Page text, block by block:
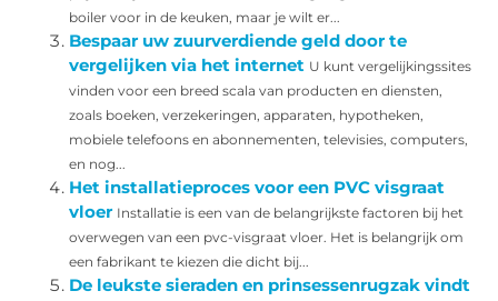
boiler voor in de keuken, maar je wilt er...
Bespaar uw zuurverdiende geld door te
vergelijken via het internet U kunt vergelijkingssites
vinden voor een breed scala van producten en diensten,
zoals boeken, verzekeringen, apparaten, hypotheken,
mobiele telefoons en abonnementen, televisies, computers,
en nog...
Het installatieproces voor een PVC visgraat
vloer Installatie is een van de belangrijkste factoren bij het
overwegen van een pvc-visgraat vloer. Het is belangrijk om
een ​​fabrikant te kiezen die dicht bij...
De leukste sieraden en prinsessenrugzak vindt